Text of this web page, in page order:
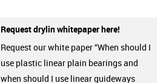
Request drylin whitepaper here!
Request our white paper “When should I
use plastic linear plain bearings and
when should I use linear guideways